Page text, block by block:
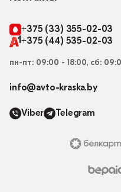
+375 (33) 355-02-03
+375 (44) 535-02-03
пн-пт: 09:00 - 18:00, сб:
info@avto-kraska.by
Viber Telegram